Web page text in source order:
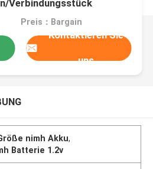
Verbindungsstück
Preis：Bargain
Kontaktieren Sie
uns
nimh Akku,
Batterie 1.2v